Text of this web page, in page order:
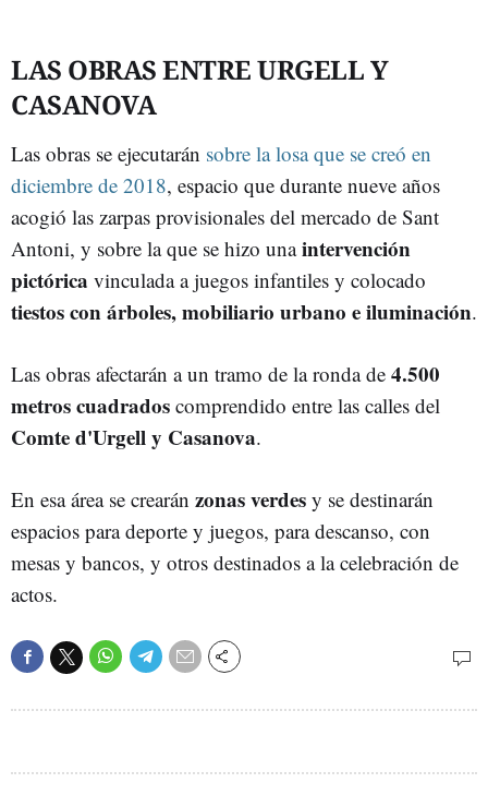
LAS OBRAS ENTRE URGELL Y
CASANOVA
Las obras se ejecutarán sobre la losa que se creó en
diciembre de 2018, espacio que durante nueve años
acogió las zarpas provisionales del mercado de Sant
Antoni, y sobre la que se hizo unaintervención
pictórica vinculada a juegos infantiles y colocado
tiestos con árboles, mobiliario urbano e iluminación.
Las obras afectarán a un tramo de la ronda de 4.500
metros cuadrados comprendido entre las calles del
Comte d'Urgell y Casanova.
En esa área se crearán zonas verdes y se destinarán
espacios para deporte y juegos, para descanso, con
mesas y bancos, y otros destinados a la celebración de
actos.